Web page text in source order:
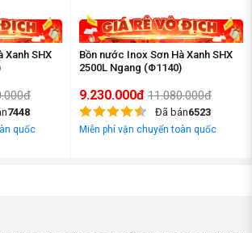
Xanh SHX
7448
quốc
Bồn nước Inox Sơn Hà Xanh SHX
2500L Ngang (Φ1140)
9.230.000đ 11.080.000đ
Đã bán6523
Miễn phí vận chuyển toàn quốc